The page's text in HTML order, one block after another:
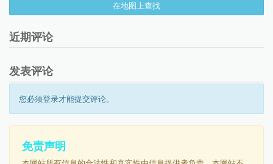
在地图上查找
近期评论
发表评论
您必须登录才能提交评论。
免责声明